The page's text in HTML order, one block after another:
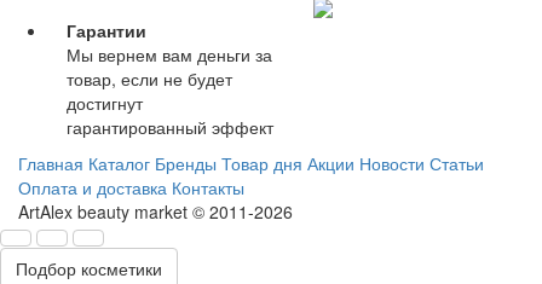
Гарантии
Мы вернем вам деньги за
товар, если не будет
достигнут
гарантированный эффект
Главная Каталог Бренды Товар дня Акции Новости Статьи
Оплата и доставка Контакты
ArtAlex beauty market © 2011-2026
Подбор косметики